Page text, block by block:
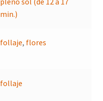
min.)
follaje, flores
follaje